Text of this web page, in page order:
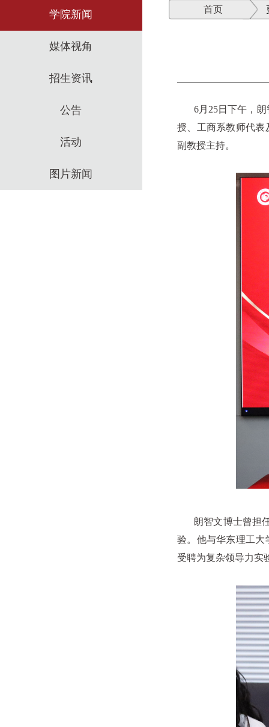
学院新闻
媒体视角
招生资讯
公告
活动
图片新闻
首页
6月 25日下午，
授、工商系教师代表
副教授主持。
朗智文博士曾担任
验。他与华东理工大
受聘为复杂领导力实